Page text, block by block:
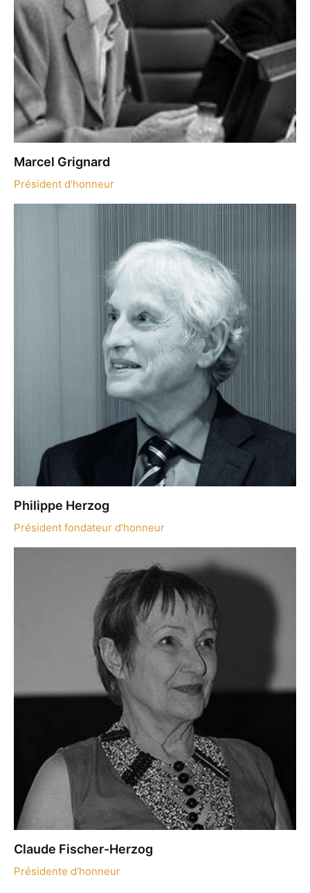
Marcel Grignard
Président d'honneur
Philippe Herzog
Président fondateur d'honneur
Claude Fischer-Herzog
Présidente d'honneur